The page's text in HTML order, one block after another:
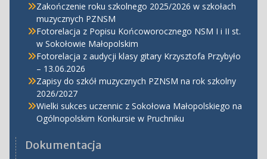
Zakończenie roku szkolnego 2025/2026 w szkołach
muzycznych PZNSM
Fotorelacja z Popisu Końcoworocznego NSM I i II st.
w Sokołowie Małopolskim
Fotorelacja z audycji klasy gitary Krzysztofa Przybyło
– 13.06.2026
Zapisy do szkół muzycznych PZNSM na rok szkolny
2026/2027
Wielki sukces uczennic z Sokołowa Małopolskiego na
Ogólnopolskim Konkursie w Pruchniku
Dokumentacja